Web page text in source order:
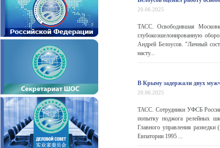
20.06.2025
ТАСС. Освободившая
глубокоэшелонированную
Андрей Белоусов. "Личный
насту...
В Крыму задержали двух
20.06.2025
ТАСС. Сотрудники УФСБ
попытку поджога релейных
Главного управления
Евпатории 1995 ...